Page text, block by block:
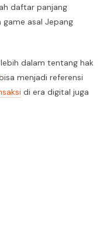
daftar panjang
asal Jepang
dalam tentang hak
menjadi referensi
di era digital juga